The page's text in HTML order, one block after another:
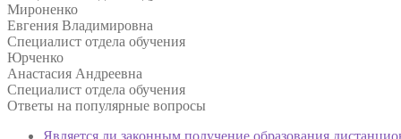
Мироненко
Евгения Владимировна
Специалист отдела обучения
Юрченко
Анастасия Андреевна
Специалист отдела обучения
Ответы на популярные вопросы
Является ли законным получение образования